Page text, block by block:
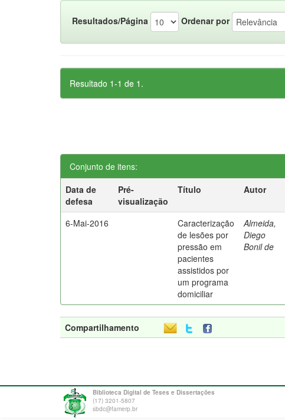
Resultados/Página Ordenar por
Resultado 1-1 de 1.
Conjunto de itens:
Data de
defesa
Pré-
visualização
Título Autor
6-Mai-2016
Caracterização
de lesões por
pressão em
pacientes
assistidos por
um programa
domiciliar
Almeida,
Diego
Bonil de
Compartilhamento
Biblioteca Digital de Teses e Dissertações
(17) 3201-5807
sbdc@famerp.br